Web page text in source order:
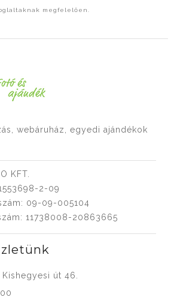
megfelelően.
webáruház, egyedi ajándékok
KFT.
2-09
09-09-005104
11738008-20863665
út 46.